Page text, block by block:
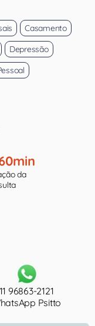
Casamento
Depressão
da
11 96863-2121
Psitto